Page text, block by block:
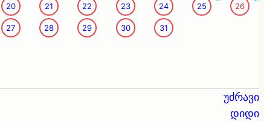
20 21 22 23 24 25 26
27 28 29 30 31
უძრავი
დიდი